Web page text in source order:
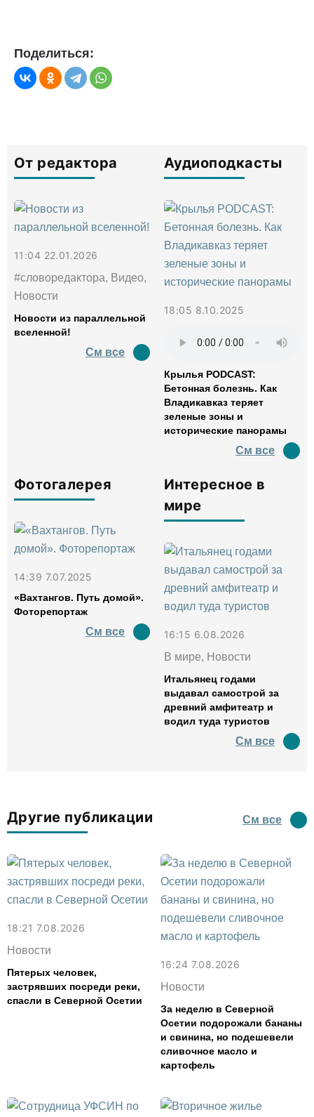
Поделиться:
От редактора
11:04 22.01.2026
#словоредактора, Видео,
Новости
Новости из параллельной
вселенной!
См все
Аудиоподкасты
18:05 8.10.2025
Крылья PODCAST:
Бетонная болезнь. Как
Владикавказ теряет
зеленые зоны и
исторические панорамы
См все
Фотогалерея
14:39 7.07.2025
«Вахтангов. Путь домой».
Фоторепортаж
См все
Интересное в
мире
16:15 6.08.2026
В мире, Новости
Итальянец годами
выдавал самострой за
древний амфитеатр и
водил туда туристов
См все
Другие публикации См все
18:21 7.08.2026
Новости
Пятерых человек,
застрявших посреди реки,
спасли в Северной Осетии
16:24 7.08.2026
Новости
За неделю в Северной
Осетии подорожали бананы
и свинина, но подешевели
сливочное масло и
картофель